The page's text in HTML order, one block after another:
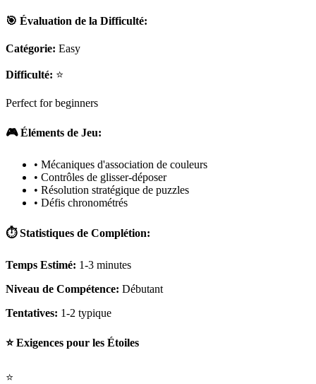
🎯 Évaluation de la Difficulté:
Catégorie: Easy
Difficulté: ⭐
Perfect for beginners
🎮 Éléments de Jeu:
• Mécaniques d'association de couleurs
• Contrôles de glisser-déposer
• Résolution stratégique de puzzles
• Défis chronométrés
⏱️ Statistiques de Complétion:
Temps Estimé: 1-3 minutes
Niveau de Compétence: Débutant
Tentatives: 1-2 typique
⭐ Exigences pour les Étoiles
⭐